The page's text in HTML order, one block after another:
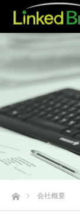
ホーム会社概要